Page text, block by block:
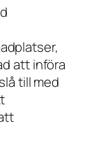
att införa
till med